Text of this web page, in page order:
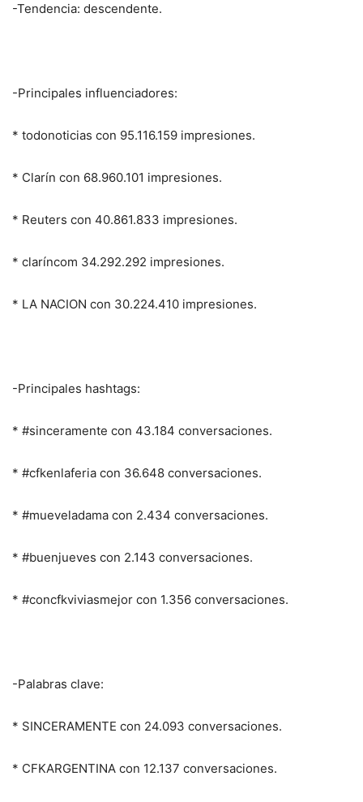
-Tendencia: descendente.
-Principales influenciadores:
* todonoticias con 95.116.159 impresiones.
* Clarín con 68.960.101 impresiones.
* Reuters con 40.861.833 impresiones.
* claríncom 34.292.292 impresiones.
* LA NACION con 30.224.410 impresiones.
-Principales hashtags:
* #sinceramente con 43.184 conversaciones.
* #cfkenlaferia con 36.648 conversaciones.
* #mueveladama con 2.434 conversaciones.
* #buenjueves con 2.143 conversaciones.
* #concfkviviasmejor con 1.356 conversaciones.
-Palabras clave:
* SINCERAMENTE con 24.093 conversaciones.
* CFKARGENTINA con 12.137 conversaciones.